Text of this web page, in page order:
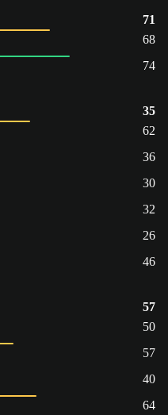
71
68
74
35
62
36
30
32
26
46
57
50
57
40
64